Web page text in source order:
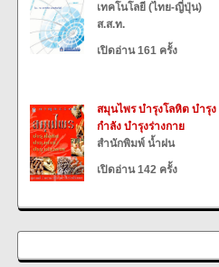
เทคโนโลยี (ไทย-ญี่ปุ่น)
ส.ส.ท.
เปิดอ่าน 161 ครั้ง
สมุนไพร บำรุงโลหิต บำรุง
กำลัง บำรุงร่างกาย
สำนักพิมพ์ น้ำฝน
เปิดอ่าน 142 ครั้ง